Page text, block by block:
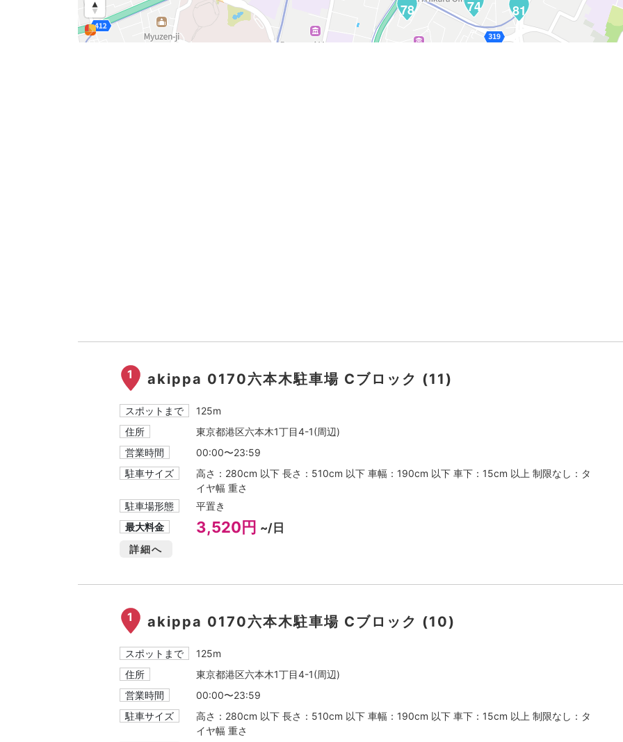
81
78 74
1 akippa 0170六本木駐車場 Cブロック (11)
スポットまで
125m
住所
東京都港区六本木1丁目4-1(周辺)
営業時間
00:00〜23:59
駐車サイズ
高さ：280cm 以下 長さ：510cm 以下 車幅：190cm 以下 車下：15cm 以上 制限なし：タ
イヤ幅 重さ
駐車場形態
平置き
最大料金
3,520円 ~/日
詳細へ
1 akippa 0170六本木駐車場 Cブロック (10)
スポットまで
125m
住所
東京都港区六本木1丁目4-1(周辺)
営業時間
00:00〜23:59
駐車サイズ
高さ：280cm 以下 長さ：510cm 以下 車幅：190cm 以下 車下：15cm 以上 制限なし：タ
イヤ幅 重さ